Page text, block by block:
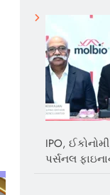
IPO,
પર્સનલ